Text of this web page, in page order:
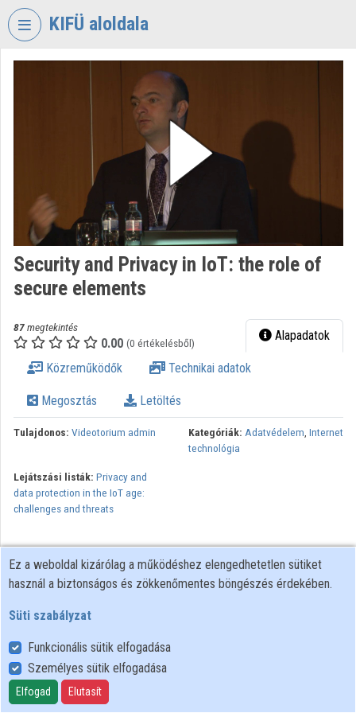
Fejléc kihagyása
KIFÜ aloldala
Intézményi kezdőlap
Bejelentkezés
Intézményi felfedezés
Intézményi listák
Intézmények
Közreműködők
Security and Privacy in IoT: the role of
secure elements
87megtekintés
0.00 (0 értékelésből) Alapadatok
Közreműködők Technikai adatok
Megosztás Letöltés
Tulajdonos: Videotorium admin Kategóriák: Adatvédelem, Internet
technológia
Lejátszási listák: Privacy and
data protection in the IoT age:
challenges and threats
Felhasználói szabályzat
Adatkezelési tájékoztató
Süti szabályzat
Ez a weboldal kizárólag a működéshez elengedhetetlen sütiket
használ a biztonságos és zökkenőmentes böngészés érdekében.
Süti szabályzat
Funkcionális sütik elfogadása
Személyes sütik elfogadása
Elfogad Elutasít